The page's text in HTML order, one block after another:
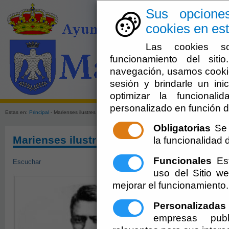
Sus
cookies en
Las cookies
funcionamiento del
navegación, usamos
sesión y brindarle un
optimizar la
personalizado en función
Obligatorias
la funcionalidad
Funcionales
uso del Sitio
mejorar el funcionamiento.
Personalizadas
empresas
El
Estas en: Principal - Marienses ilustres
Marienses ilustres
Escuchar